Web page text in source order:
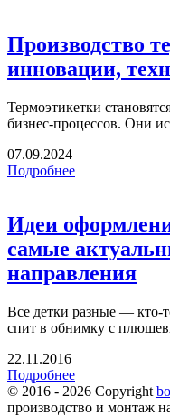
Производство
инновации,
Термоэтикетки
бизнес-процессов. Они
07.09.2024
Подробнее
Идеи
самые
направления
Все детки разные — кто-
спит в обнимку с
22.11.2016
Подробнее
© 2016 - 2026 Copyright
производство и монтаж